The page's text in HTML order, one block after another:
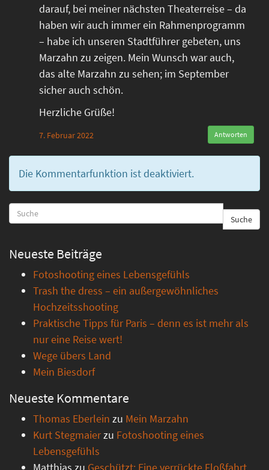
darauf, bei meiner nächsten Theaterreise – da
haben wir auch immer ein Rahmenprogramm
– habe ich unseren Stadtführer gebeten, uns
Marzahn zu zeigen. Mein Wunsch war auch,
das alte Marzahn zu sehen; im September
sicher auch schön.
Herzliche Grüße!
7. Februar 2022 Antworten
Die Kommentarfunktion ist deaktiviert.
Suche
Neueste Beiträge
Fotoshooting eines Lebensgefühls
Trash the dress – ein außergewöhnliches
Hochzeitsshooting
Praktische Tipps für Paris – denn es ist mehr als
nur eine Reise wert!
Wege übers Land
Mein Biesdorf
Neueste Kommentare
Thomas Eberlein zu Mein Marzahn
Kurt Stegmaierzu Fotoshooting eines
Lebensgefühls